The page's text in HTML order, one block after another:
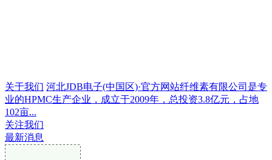
关于我们 河北JDB电子(中国区)·官方网站纤维素有限公司是专
业的HPMC生产企业，成立于2009年，总投资3.8亿元，占地
102亩...
关注我们
最新消息